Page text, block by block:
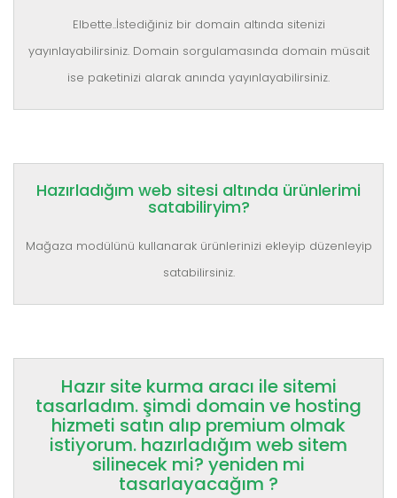
Elbette..İstediğiniz bir domain altında sitenizi
yayınlayabilirsiniz. Domain sorgulamasında domain müsait
ise paketinizi alarak anında yayınlayabilirsiniz.
Hazırladığım web sitesi altında ürünlerimi
satabiliryim?
Mağaza modülünü kullanarak ürünlerinizi ekleyip düzenleyip
satabilirsiniz.
Hazır site kurma aracı ile sitemi
tasarladım. şimdi domain ve hosting
hizmeti satın alıp premium olmak
istiyorum. hazırladığım web sitem
silinecek mi? yeniden mi
tasarlayacağım ?